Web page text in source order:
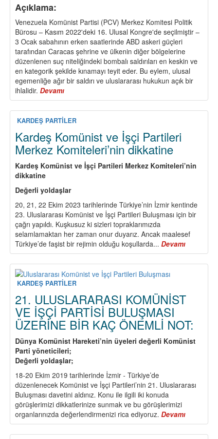
eylemini
şiddetle
kınıyor!
Açıklama:
Venezuela Komünist Partisi (PCV) Merkez Komitesi Politik
Bürosu – Kasım 2022'deki 16. Ulusal Kongre'de seçilmiştir –
3 Ocak sabahının erken saatlerinde ABD askeri güçleri
tarafından Caracas şehrine ve ülkenin diğer bölgelerine
düzenlenen suç niteliğindeki bombalı saldırıları en keskin ve
en kategorik şekilde kınamayı teyit eder. Bu eylem, ulusal
egemenliğe ağır bir saldırı ve uluslararası hukukun açık bir
ihlalidir. Devamı
Ne
Emperyalist
Vesayet
Otoriter
Devamlılık:
Halkçı,
ve
Bir
Çıkış
Yolu
İçin
KARDEŞ PARTİLER
Kardeş Komünist ve İşçi Partileri
Merkez Komiteleri’nin dikkatine
Kardeş Komünist ve İşçi Partileri Merkez Komiteleri’nin
dikkatine
Değerli yoldaşlar
20, 21, 22 Ekim 2023 tarihlerinde Türkiye’nin İzmir kentinde
23. Uluslararası Komünist ve İşçi Partileri Buluşması için bir
çağrı yapıldı. Kuşkusuz ki sizleri topraklarımızda
selamlamaktan her zaman onur duyarız. Ancak maalesef
Türkiye’de faşist bir rejimin olduğu koşullarda... Devamı
Kardeş
Komünist
dikkatine
KARDEŞ PARTİLER
21. ULUSLARARASI KOMÜNİST
VE İŞÇİ PARTİSİ BULUŞMASI
ÜZERİNE BİR KAÇ ÖNEMLİ NOT:
Dünya Komünist Hareketi’nin üyeleri değerli Komünist
Parti yöneticileri;
Değerli yoldaşlar;
18-20 Ekim 2019 tarihlerinde İzmir - Türkiye’de
düzenlenecek Komünist ve İşçi Partileri’nin 21. Uluslararası
Buluşması davetini aldınız. Konu ile ilgili iki konuda
görüşlerimizi dikkatlerinize sunmak ve bu görüşlerimizi
organlarınızda değerlendirmenizi rica ediyoruz. Devamı
21.